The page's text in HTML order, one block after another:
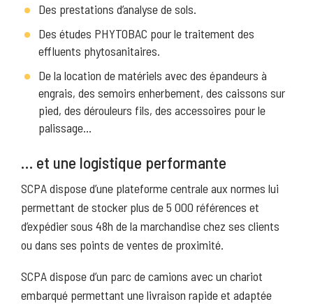
Des prestations d’analyse de sols.
Des études PHYTOBAC pour le traitement des
effluents phytosanitaires.
De la location de matériels avec des épandeurs à
engrais, des semoirs enherbement, des caissons sur
pied, des dérouleurs fils, des accessoires pour le
palissage…
… et une logistique performante
SCPA dispose d’une plateforme centrale aux normes lui
permettant de stocker plus de 5 000 références et
d’expédier sous 48h de la marchandise chez ses clients
ou dans ses points de ventes de proximité.
SCPA dispose d’un parc de camions avec un chariot
embarqué permettant une livraison rapide et adaptée